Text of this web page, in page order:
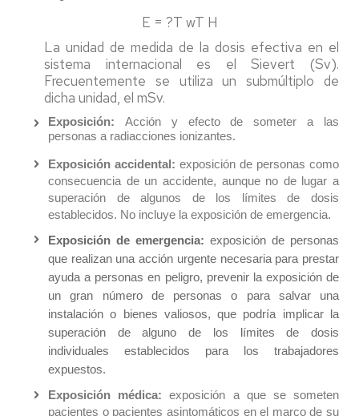
E = ?T wT H
La unidad de medida de la dosis efectiva en el
sistema internacional es el Sievert (Sv).
Frecuentemente se utiliza un submúltiplo de
dicha unidad, el mSv.
Exposición: Acción y efecto de someter a las
personas a radiacciones ionizantes.
Exposición accidental: exposición de personas como
consecuencia de un accidente, aunque no de lugar a
superación de algunos de los límites de dosis
establecidos. No incluye la exposición de emergencia.
Exposición de emergencia: exposición de personas
que realizan una acción urgente necesaria para prestar
ayuda a personas en peligro, prevenir la exposición de
un gran número de personas o para salvar una
instalación o bienes valiosos, que podría implicar la
superación de alguno de los límites de dosis
individuales establecidos para los trabajadores
expuestos.
Exposición médica: exposición a que se someten
pacientes o pacientes asintomáticos en el marco de su